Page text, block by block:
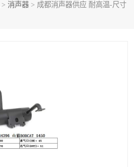
> 消声器 > 成都消声器供应 耐高温-尺寸